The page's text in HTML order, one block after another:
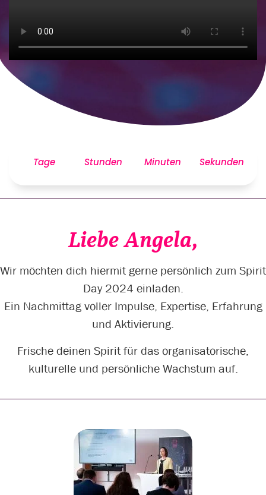
Tage Stunden Minuten Sekunden
Liebe Angela,
Wir möchten dich hiermit gerne persönlich zum Spirit
Day 2024 einladen.
Ein Nachmittag voller Impulse, Expertise, Erfahrung
und Aktivierung.
Frische deinen Spirit für das organisatorische,
kulturelle und persönliche Wachstum auf.